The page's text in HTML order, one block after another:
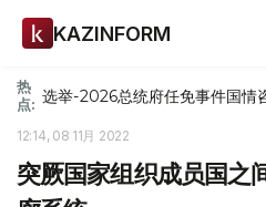
KAZINFORM
热
点: 选举-2026总统府任免事件国情
12:14, 08 11月 2022
突厥国家组织成员国之